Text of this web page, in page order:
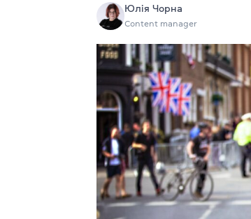
Юлія Чорна
Content manager